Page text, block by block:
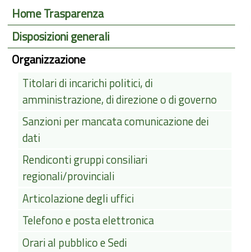
Home Trasparenza
Disposizioni generali
Organizzazione
Titolari di incarichi politici, di
amministrazione, di direzione o di governo
Sanzioni per mancata comunicazione dei
dati
Rendiconti gruppi consiliari
regionali/provinciali
Articolazione degli uffici
Telefono e posta elettronica
Orari al pubblico e Sedi